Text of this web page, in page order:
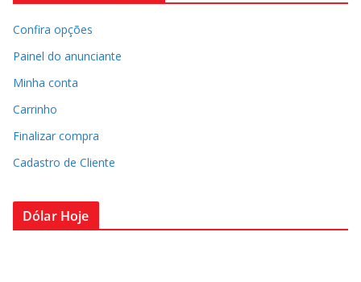
Confira opções
Painel do anunciante
Minha conta
Carrinho
Finalizar compra
Cadastro de Cliente
Dólar Hoje